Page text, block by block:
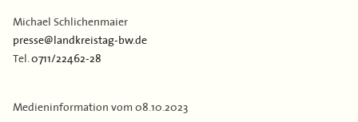
Partner
43. Landkreisversammlung
Michael Schlichenmaier
presse@landkreistag-bw.de
Tel. 0711/22462-28
Medieninformation vom 08.10.2023